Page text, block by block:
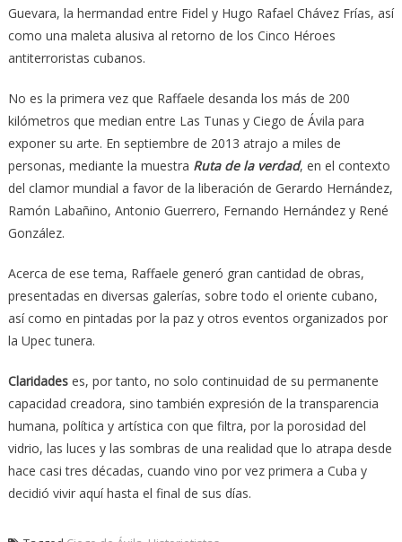
Guevara, la hermandad entre Fidel y Hugo Rafael Chávez Frías, así
como una maleta alusiva al retorno de los Cinco Héroes
antiterroristas cubanos.
No es la primera vez que Raffaele desanda los más de 200
kilómetros que median entre Las Tunas y Ciego de Ávila para
exponer su arte. En septiembre de 2013 atrajo a miles de
personas, mediante la muestra Ruta de la verdad, en el contexto
del clamor mundial a favor de la liberación de Gerardo Hernández,
Ramón Labañino, Antonio Guerrero, Fernando Hernández y René
González.
Acerca de ese tema, Raffaele generó gran cantidad de obras,
presentadas en diversas galerías, sobre todo el oriente cubano,
así como en pintadas por la paz y otros eventos organizados por
la Upec tunera.
Claridadeses, por tanto, no solo continuidad de su permanente
capacidad creadora, sino también expresión de la transparencia
humana, política y artística con que filtra, por la porosidad del
vidrio, las luces y las sombras de una realidad que lo atrapa desde
hace casi tres décadas, cuando vino por vez primera a Cuba y
decidió vivir aquí hasta el final de sus días.